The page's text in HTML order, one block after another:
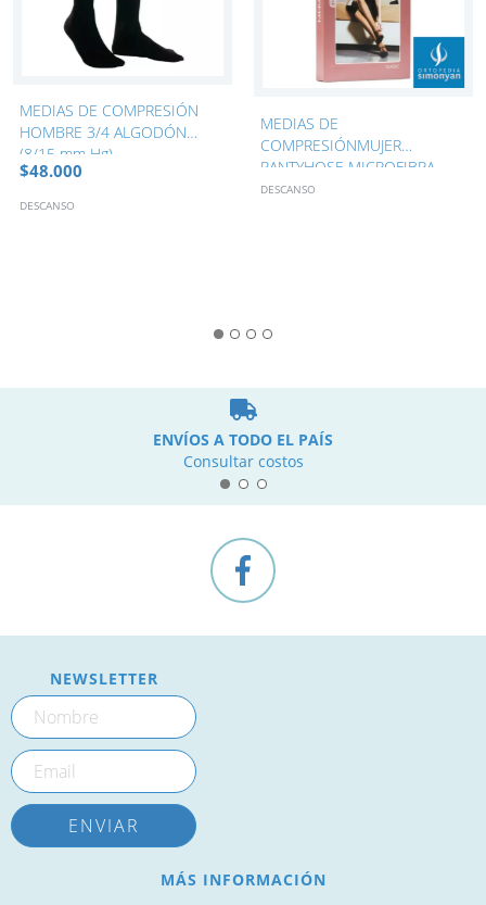
MEDIAS DE COMPRESIÓN
HOMBRE 3/4 ALGODÓN
(8/15 mm Hg)
$48.000
DESCANSO
MEDIAS DE
COMPRESIÓNMUJER
PANTYHOSE MICROFIBRA
(8/15 mm Hg)
DESCANSO
ENVÍOS A TODO EL PAÍS
Consultar costos
NEWSLETTER
MÁS INFORMACIÓN